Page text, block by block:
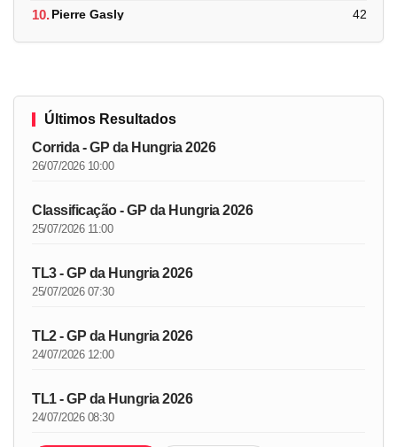
10.Pierre Gasly 42
Últimos Resultados
Corrida - GP da Hungria 2026
26/07/2026 10:00
Classificação - GP da Hungria 2026
25/07/2026 11:00
TL3 - GP da Hungria 2026
25/07/2026 07:30
TL2 - GP da Hungria 2026
24/07/2026 12:00
TL1 - GP da Hungria 2026
24/07/2026 08:30